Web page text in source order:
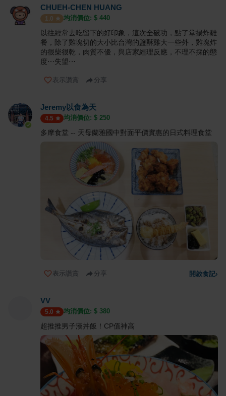
CHUEH-CHEN HUANG
1.0 均消價位: $ 440
以往經常去吃留下的好印象，這次全破功，點了堂揚炸雞
餐，除了雞塊切的大小比台灣的鹽酥雞大一些外，雞塊炸
的很柴很乾，肉質不優，與店家經理反應，不理不採的態
度⋯失望⋯
表示讚賞 分享
Jeremy以食為天
4.5 均消價位: $ 250
多摩食堂 -- 天母蘭雅國中對面平價實惠的日式料理食堂
表示讚賞 分享 開啟食記›
VV
5.0 均消價位: $ 380
超推推男子漢丼飯！CP值神高